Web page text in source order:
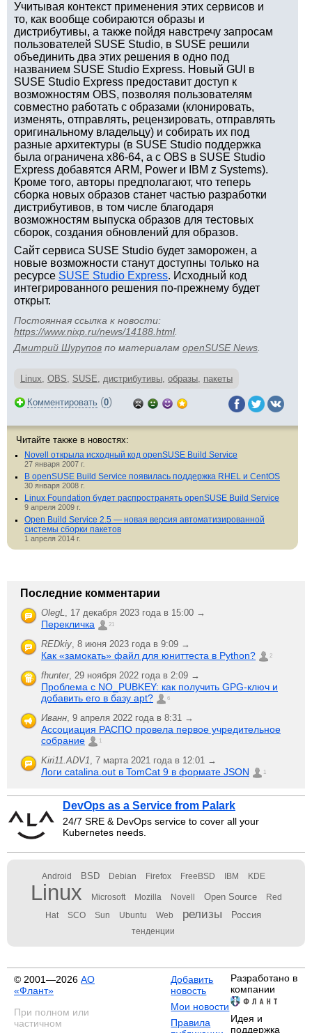
Учитывая контекст применения этих сервисов и
то, как вообще собираются образы и
дистрибутивы, а также пойдя навстречу запросам
пользователей SUSE Studio, в SUSE решили
объединить два этих решения в одно под
названием SUSE Studio Express. Новый GUI в
SUSE Studio Express предоставит доступ к
возможностям OBS, позволяя пользователям
совместно работать с образами (клонировать,
изменять, отправлять, рецензировать, отправлять
оригинальному владельцу) и собирать их под
разные архитектуры (в SUSE Studio поддержка
была ограничена x86-64, а с OBS в SUSE Studio
Express добавятся ARM, Power и IBM z Systems).
Кроме того, авторы предполагают, что теперь
сборка новых образов станет частью разработки
дистрибутивов, в том числе благодаря
возможностям выпуска образов для тестовых
сборок, создания обновлений для образов.
Сайт сервиса SUSE Studio будет заморожен, а
новые возможности станут доступны только на
ресурсе SUSE Studio Express. Исходный код
интегрированного решения по-прежнему будет
открыт.
Постоянная ссылка к новости:
https://www.nixp.ru/news/14188.html.
Дмитрий Шурупов по материалам openSUSE News
Linux, OBS, SUSE, дистрибутивы, образы, пакеты
Комментировать (0)
Читайте также в новостях:
Novell открыла исходный код openSUSE Build Service
27 января 2007 г.
В openSUSE Build Service появилась поддержка RHEL и CentOS
30 января 2008 г.
Linux Foundation будет распространять openSUSE Build Service
9 апреля 2009 г.
Open Build Service 2.5 — новая версия автоматизированной
системы сборки пакетов
1 апреля 2014 г.
Последние комментарии
OlegL, 17 декабря 2023 года в 15:00 →
Перекличка 21
REDkiy, 8 июня 2023 года в 9:09 →
Как «замокать» файл для юниттеста в Python? 2
fhunter, 29 ноября 2022 года в 2:09 →
Проблема с NO_PUBKEY: как получить GPG-ключ и
добавить его в базу apt?
6
Иванн, 9 апреля 2022 года в 8:31 →
Ассоциация РАСПО провела первое учредительное
собрание
1
Kiri11.ADV1, 7 марта 2021 года в 12:01 →
Логи catalina.out в TomCat 9 в формате JSON 1
DevOps as a Service from Palark
24/7 SRE & DevOps service to cover all your
Kubernetes needs.
Android BSD Debian Firefox FreeBSD IBM KDE
Linux Microsoft Mozilla Novell Open Source Red
Hat SCO Sun Ubuntu Web релизы Россия
тенденции
© 2001—2026 АО
«Флант»
При полном или
частичном
Добавить
новость
Мои новости
Правила
Разработано в
компании
Идея и
поддержка